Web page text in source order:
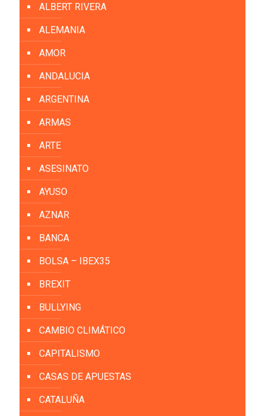
ALBERT RIVERA
ALEMANIA
AMOR
ANDALUCIA
ARGENTINA
ARMAS
ARTE
ASESINATO
AYUSO
AZNAR
BANCA
BOLSA – IBEX35
BREXIT
BULLYING
CAMBIO CLIMÁTICO
CAPITALISMO
CASAS DE APUESTAS
CATALUÑA